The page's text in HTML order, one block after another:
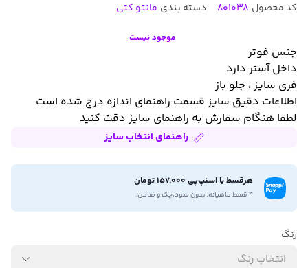
کد محصول 801038 دسته بندی مانتو کتی
موجود نیست
جنس فوتر
داخل آستر دارد
فری سایز ، جلو باز
اطلاعات دقیق سایز قسمت راهنمای اندازه درج شده است
لطفا هنگام سفارش به راهنمای سایز دقت کنید
راهنمای انتخاب سایز
هرقسط با اسنپ‌پی 157,000 تومان
۴ قسط ماهیانه. بدون سود،چک و ضامن.
رنگ
انتخاب رنگ